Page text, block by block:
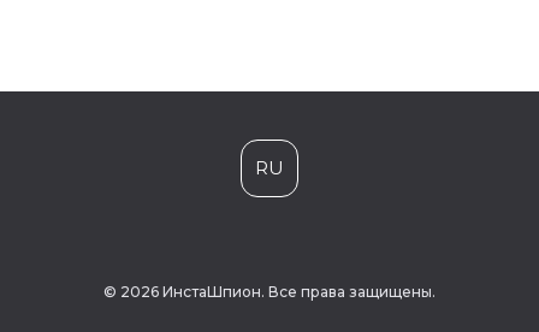
RU
© 2026 ИнстаШпион. Все права защищены.